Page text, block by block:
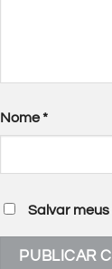
Nome*
Salvar